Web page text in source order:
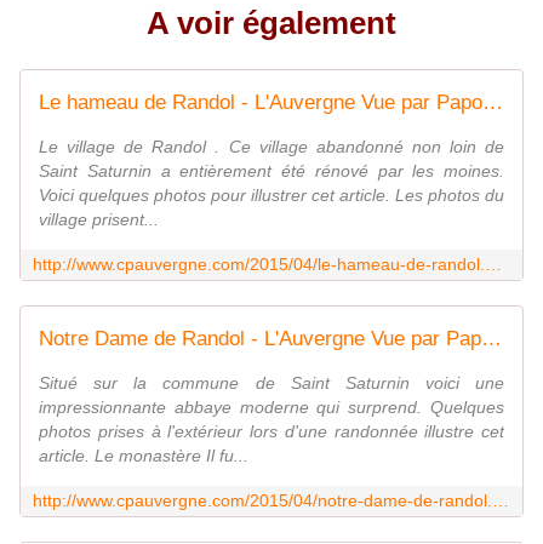
A voir également
Le hameau de Randol - L'Auvergne Vue par Papou Poustache
Le village de Randol . Ce village abandonné non loin de
Saint Saturnin a entièrement été rénové par les moines.
Voici quelques photos pour illustrer cet article. Les photos du
village prisent...
http://www.cpauvergne.com/2015/04/le-hameau-de-randol.html
Notre Dame de Randol - L'Auvergne Vue par Papou Poustache
Situé sur la commune de Saint Saturnin voici une
impressionnante abbaye moderne qui surprend. Quelques
photos prises à l'extérieur lors d'une randonnée illustre cet
article. Le monastère Il fu...
http://www.cpauvergne.com/2015/04/notre-dame-de-randol.html